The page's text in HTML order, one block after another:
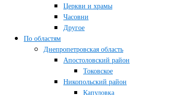
Церкви и храмы
Часовни
Другое
По областям
Днепропетровская область
Апостоловский район
Токовское
Никопольский район
Капуловка